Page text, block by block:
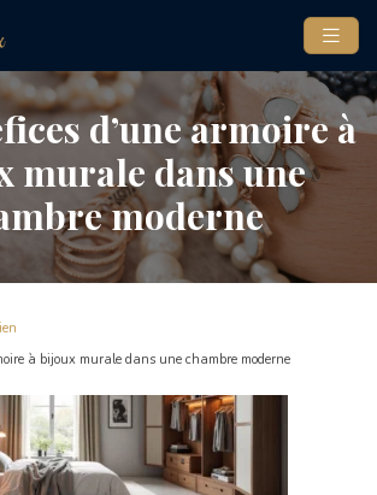
d’une armoire à
murale dans une
moderne
à bijoux murale dans une chambre moderne